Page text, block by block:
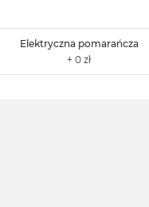
Elektryczna pomarańcza